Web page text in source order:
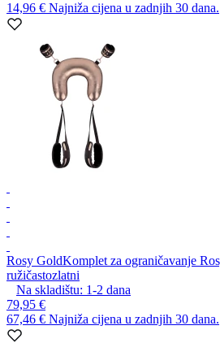
14,96 € Najniža cijena u zadnjih 30 dana.
Rosy GoldKomplet za ograničavanje
ružičastozlatni
Na skladištu: 1-2 dana
79,95 €
67,46 € Najniža cijena u zadnjih 30 dana.